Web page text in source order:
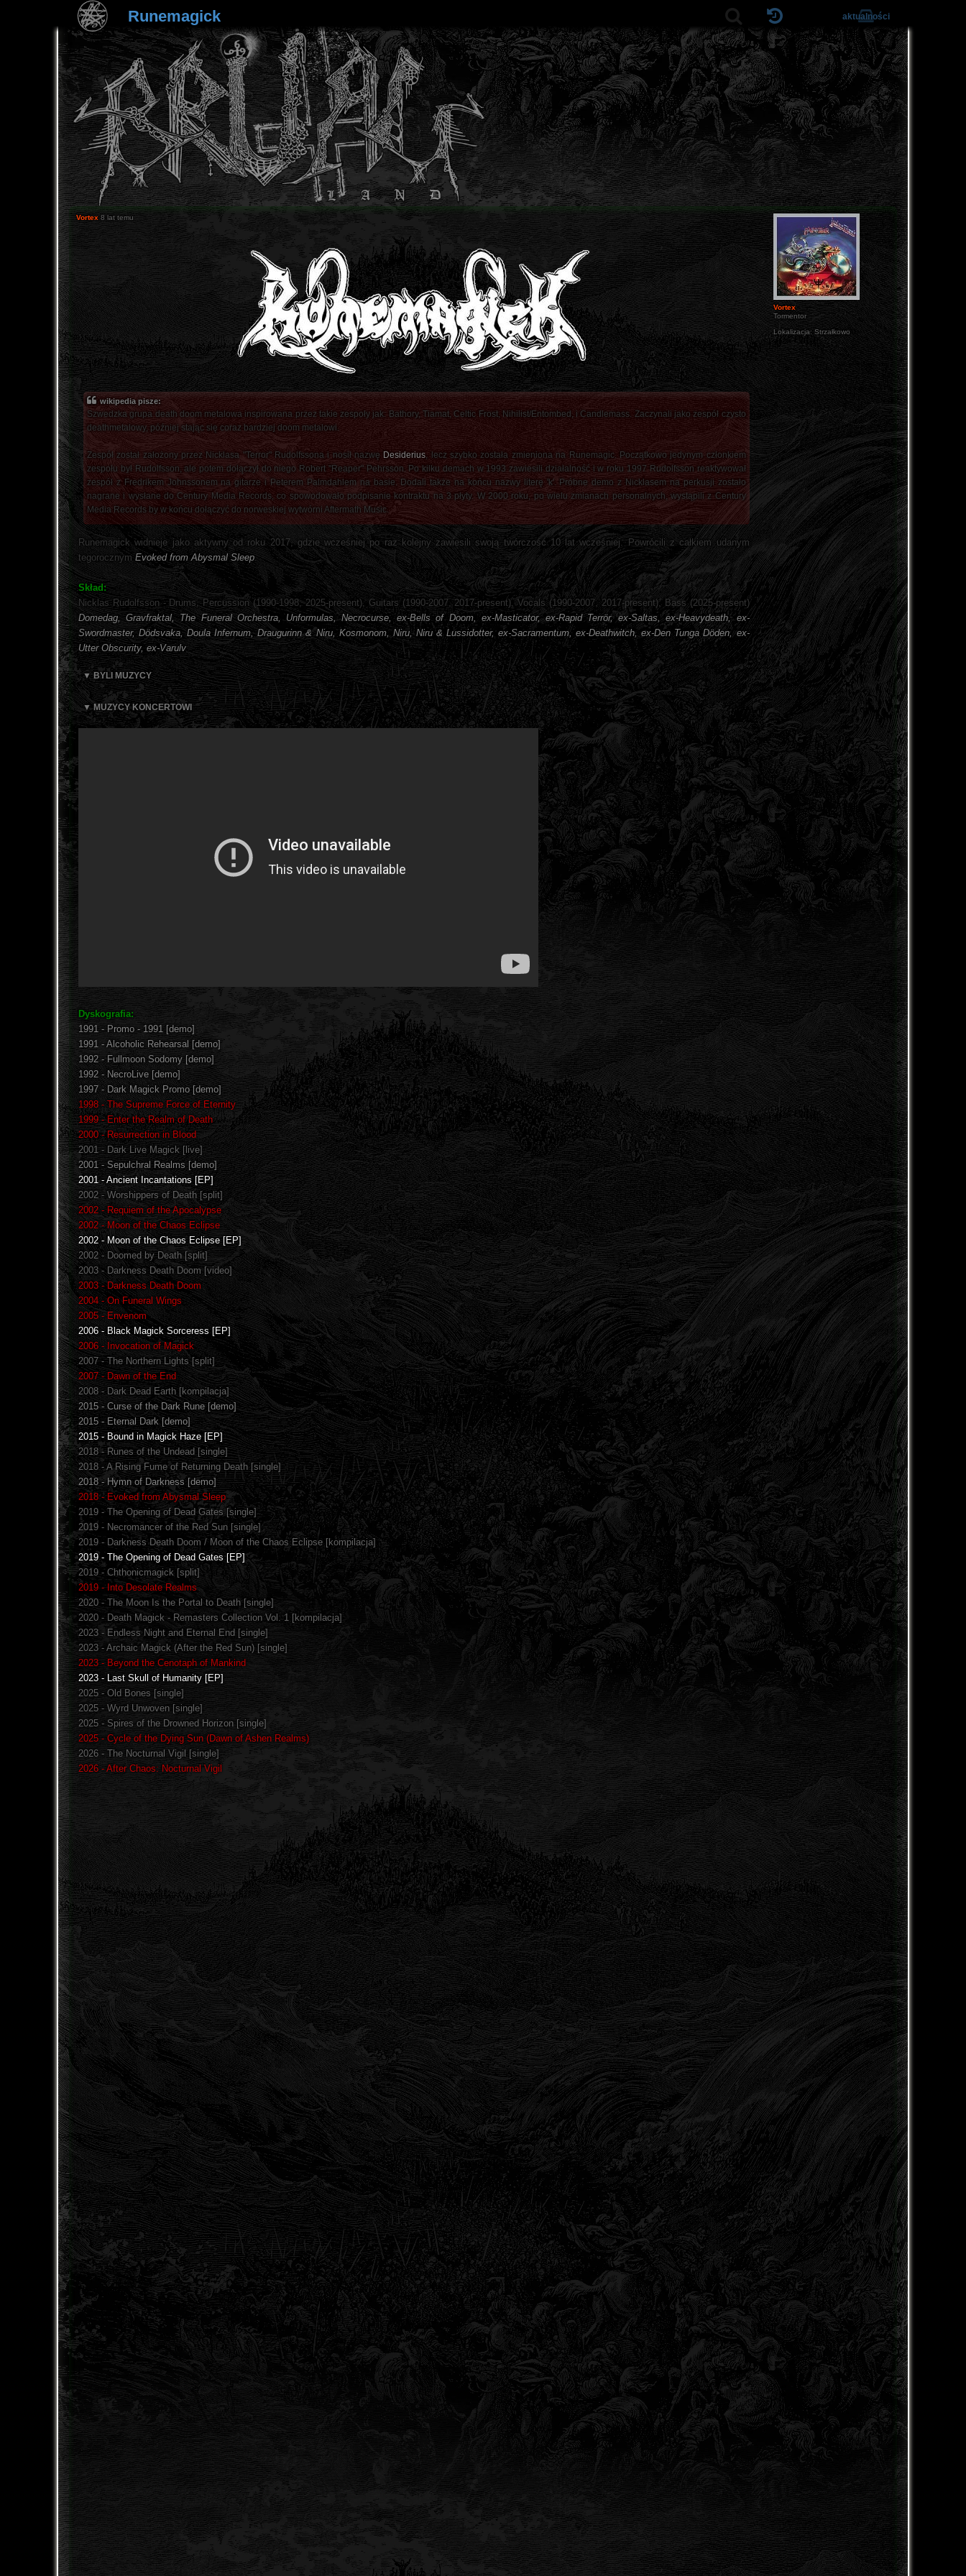
Runemagick aktualności
Vortex
Tormentor
Lokalizacja: Strzałkowo
Vortex 8 lat temu
wikipedia pisze:
Szwedzka grupa death doom metalowa inspirowana przez takie zespoły jak: Bathory, Tiamat, Celtic Frost, Nihilist/Entombed, i Candlemass. Zaczynali jako zespół czysto
deathmetalowy, później stając się coraz bardziej doom metalowi.
Zespół został założony przez Nicklasa "Terror" Rudolfssona i nosił nazwę Desiderius, lecz szybko została zmieniona na Runemagic. Początkowo jedynym członkiem
zespołu był Rudolfsson, ale potem dołączył do niego Robert "Reaper" Pehrsson. Po kilku demach w 1993 zawiesili działalność i w roku 1997 Rudolfsson reaktywował
zespół z Fredrikem Johnssonem na gitarze i Peterem Palmdahlem na basie. Dodali także na końcu nazwy literę 'k'. Próbne demo z Nicklasem na perkusji zostało
nagrane i wysłane do Century Media Records, co spowodowało podpisanie kontraktu na 3 płyty. W 2000 roku, po wielu zmianach personalnych, wystąpili z Century
Media Records by w końcu dołączyć do norweskiej wytwórni Aftermath Music.
Runemagick widnieje jako aktywny od roku 2017, gdzie wcześniej po raz kolejny zawiesili swoją twórczość 10 lat wcześniej. Powrócili z całkiem udanym
tegorocznymEvoked from Abysmal Sleep.
Skład:
Nicklas Rudolfsson - Drums, Percussion (1990-1998, 2025-present), Guitars (1990-2007, 2017-present), Vocals (1990-2007, 2017-present), Bass (2025-present)
Domedag, Gravfraktal, The Funeral Orchestra, Unformulas, Necrocurse, ex-Bells of Doom, ex-Masticator, ex-Rapid Terrör, ex-Saltas, ex-Heavydeath, ex-
Swordmaster, Dödsvaka, Doula Infernum, Draugurinn & Niru, Kosmonom, Niru, Niru & Lussidotter, ex-Sacramentum, ex-Deathwitch, ex-Den Tunga Döden, ex-
Utter Obscurity, ex-Varulv
▼ BYLI MUZYCY
▼ MUZYCY KONCERTOWI
Dyskografia:
1991 - Promo - 1991 [demo]
1991 - Alcoholic Rehearsal [demo]
1992 - Fullmoon Sodomy [demo]
1992 - NecroLive [demo]
1997 - Dark Magick Promo [demo]
1998 - The Supreme Force of Eternity
1999 - Enter the Realm of Death
2000 - Resurrection in Blood
2001 - Dark Live Magick [live]
2001 - Sepulchral Realms [demo]
2001 - Ancient Incantations [EP]
2002 - Worshippers of Death [split]
2002 - Requiem of the Apocalypse
2002 - Moon of the Chaos Eclipse
2002 - Moon of the Chaos Eclipse [EP]
2002 - Doomed by Death [split]
2003 - Darkness Death Doom [video]
2003 - Darkness Death Doom
2004 - On Funeral Wings
2005 - Envenom
2006 - Black Magick Sorceress [EP]
2006 - Invocation of Magick
2007 - The Northern Lights [split]
2007 - Dawn of the End
2008 - Dark Dead Earth [kompilacja]
2015 - Curse of the Dark Rune [demo]
2015 - Eternal Dark [demo]
2015 - Bound in Magick Haze [EP]
2018 - Runes of the Undead [single]
2018 - A Rising Fume of Returning Death [single]
2018 - Hymn of Darkness [demo]
2018 - Evoked from Abysmal Sleep
2019 - The Opening of Dead Gates [single]
2019 - Necromancer of the Red Sun [single]
2019 - Darkness Death Doom / Moon of the Chaos Eclipse [kompilacja]
2019 - The Opening of Dead Gates [EP]
2019 - Chthonicmagick [split]
2019 - Into Desolate Realms
2020 - The Moon Is the Portal to Death [single]
2020 - Death Magick - Remasters Collection Vol. 1 [kompilacja]
2023 - Endless Night and Eternal End [single]
2023 - Archaic Magick (After the Red Sun) [single]
2023 - Beyond the Cenotaph of Mankind
2023 - Last Skull of Humanity [EP]
2025 - Old Bones [single]
2025 - Wyrd Unwoven [single]
2025 - Spires of the Drowned Horizon [single]
2025 - Cycle of the Dying Sun (Dawn of Ashen Realms)
2026 - The Nocturnal Vigil [single]
2026 - After Chaos: Nocturnal Vigil